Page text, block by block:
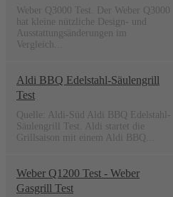
Weber Q3000 Test. Der Weber Q3000
hat kleine nützliche Design- und
Ausstattungsänderungen im
Vergleich...
Aldi BBQ Edelstahl-Säulengrill
Test
Quelle: Aldi-Süd Aldi BBQ Edelstahl-
Säulengrill Test. Aldi startet die
Grillsaison mit einem Aldi BBQ...
Weber Q1200 Test - Weber
Gasgrill Test